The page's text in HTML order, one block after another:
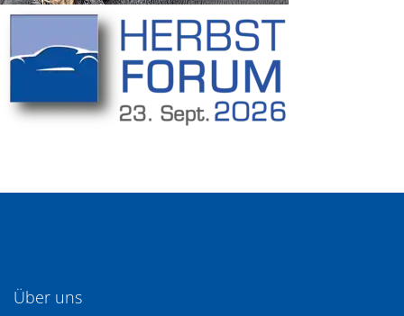
Über uns